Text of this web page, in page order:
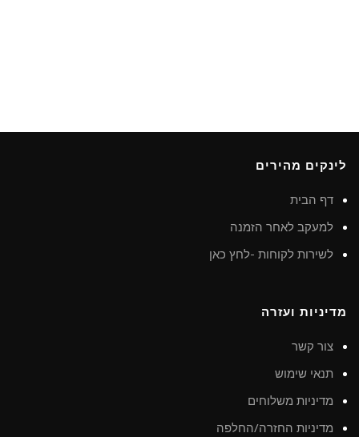
לינקים מהירים
דף הבית
למעקב לאחר הזמנה
לשירות לקוחות -לחץ כאן
מדיניות ועזרה
צור קשר
תנאי שימוש
מדיניות משלוחים
מדיניות החזרה/החלפה